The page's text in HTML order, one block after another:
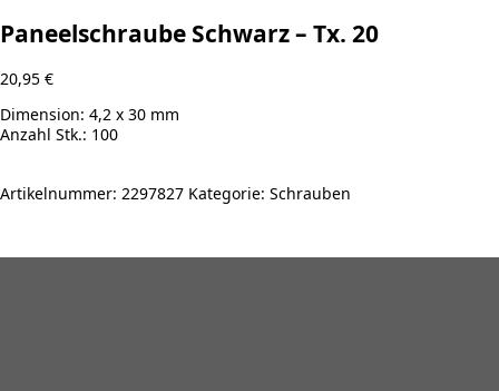
Paneelschraube Schwarz – Tx. 20
20,95 €
Dimension: 4,2 x 30 mm
Anzahl Stk.: 100
Artikelnummer: 2297827 Kategorie: Schrauben